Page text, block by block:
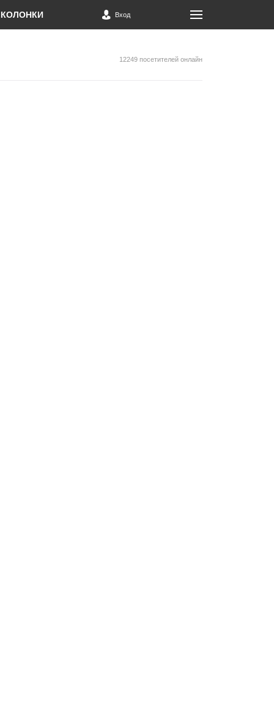
КОЛОНКИ Вход
12249 посетителей онлайн